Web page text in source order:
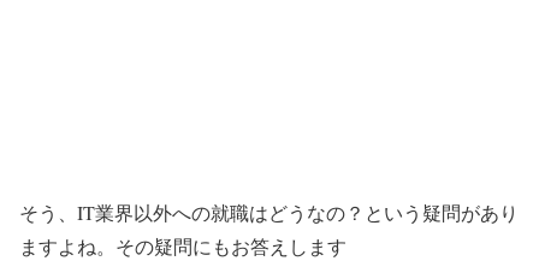
そう、IT業界以外への就職はどうなの？という疑問があり
ますよね。その疑問にもお答えします